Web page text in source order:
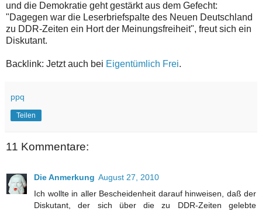
und die Demokratie geht gestärkt aus dem Gefecht:
"Dagegen war die Leserbriefspalte des Neuen Deutschland
zu DDR-Zeiten ein Hort der Meinungsfreiheit", freut sich ein
Diskutant.
Backlink: Jetzt auch bei Eigentümlich Frei.
ppq
Teilen
11 Kommentare:
Die Anmerkung August 27, 2010
Ich wollte in aller Bescheidenheit darauf hinweisen, daß der
Diskutant, der sich über die zu DDR-Zeiten gelebte